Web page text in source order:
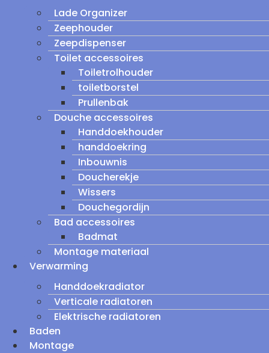
Lade Organizer
Zeephouder
Zeepdispenser
Toilet accessoires
Toiletrolhouder
toiletborstel
Prullenbak
Douche accessoires
Handdoekhouder
handdoekring
Inbouwnis
Doucherekje
Wissers
Douchegordijn
Bad accessoires
Badmat
Montage materiaal
Verwarming
Handdoekradiator
Verticale radiatoren
Elektrische radiatoren
Baden
Montage